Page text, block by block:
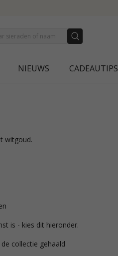
NIEUWS CADEAUTIPS
witgoud.
is - kies dit hieronder.
de collectie gehaald